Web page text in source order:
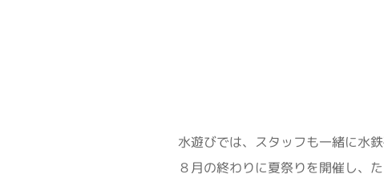
水遊びでは、スタッフも一緒に水
８月の終わりに夏祭りを開催し、